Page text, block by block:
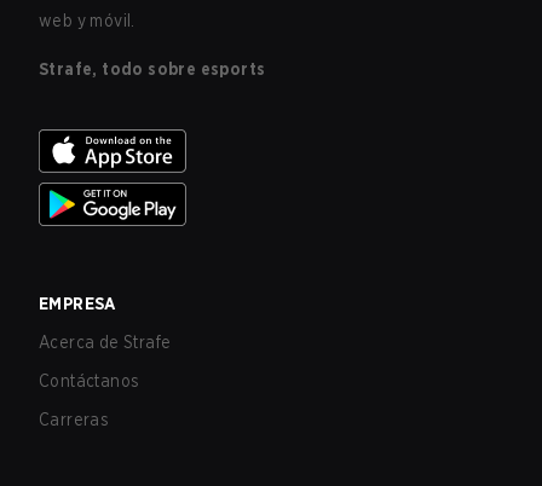
web y móvil.
Strafe, todo sobre esports
EMPRESA
Acerca de Strafe
Contáctanos
Carreras